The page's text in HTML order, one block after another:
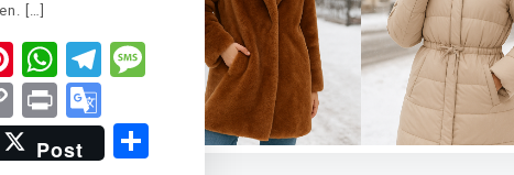
[…]
Pinterest
WhatsApp
Telegram
Message
Copy
Link
PrintGoogle
Translate
Post Delen